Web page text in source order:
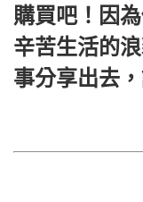
購買吧！因
辛苦生活的
事分享出去